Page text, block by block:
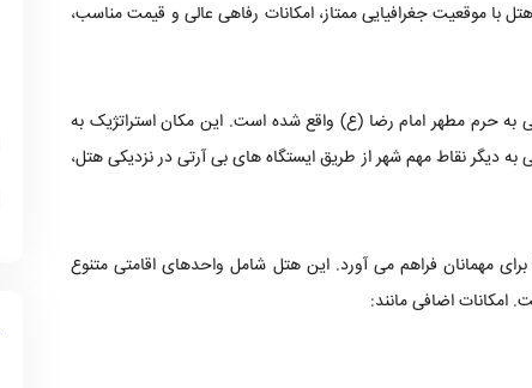
با موقعیت جغرافیایی ممتاز، امکانات رفاهی عالی و قیمت مناسب،
به حرم مطهر امام رضا (ع) واقع شده است. این مکان استراتژیک به
دیگر نقاط مهم شهر از طریق ایستگاه های بی آرتی در نزدیکی هتل،
برای مهمانان فراهم می آورد. این هتل شامل واحدهای اقامتی متنوع
امکانات اضافی مانند: